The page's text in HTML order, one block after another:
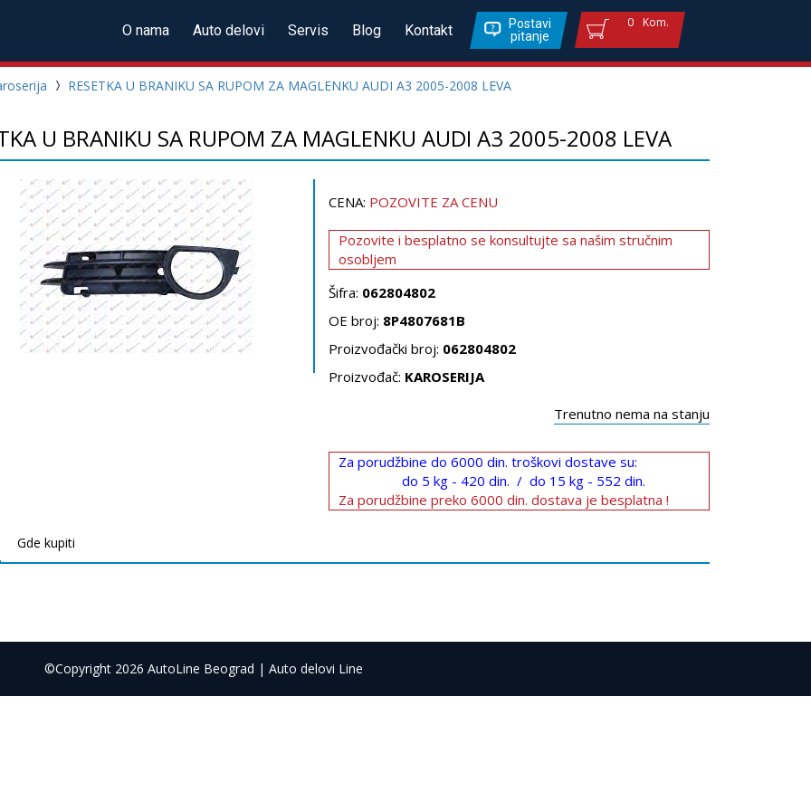
O nama Auto delovi Servis Blog Kontakt
Postavi
pitanje
0 Kom.
RESETKA U BRANIKU SA RUPOM ZA MAGLENKU AUDI A3 2005-2008 LEVA
U BRANIKU SA RUPOM ZA MAGLENKU AUDI A3 2005-2008 LEVA
CENA: POZOVITE ZA CENU
Pozovite i besplatno se konsultujte sa našim stručnim
osobljem
Šifra: 062804802
OE broj: 8P4807681B
Proizvođački broj: 062804802
Proizvođač: KAROSERIJA
Trenutno nema na stanju
Za porudžbine do 6000 din. troškovi dostave su:
do 5 kg - 420 din. / do 15 kg - 552 din.
Za porudžbine preko 6000 din. dostava je besplatna !
Gde kupiti
©Copyright 2026 AutoLine Beograd | Auto delovi Line